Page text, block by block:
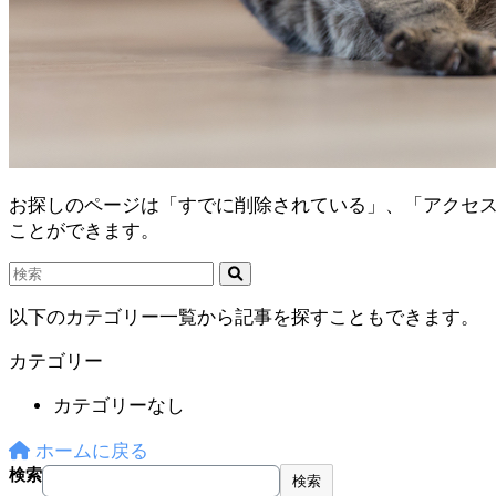
お探しのページは「すでに削除されている」、「アクセ
ことができます。
以下のカテゴリー一覧から記事を探すこともできます。
カテゴリー
カテゴリーなし
ホームに戻る
検索 検索